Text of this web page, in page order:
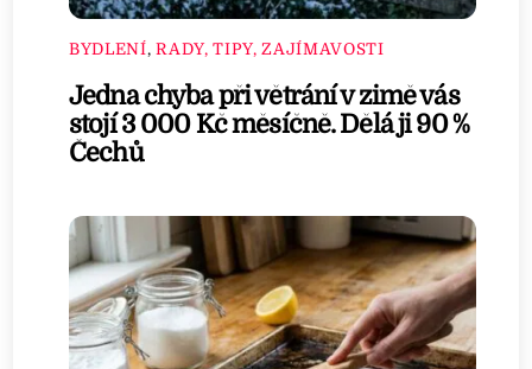
BYDLENÍ,RADY, TIPY, ZAJÍMAVOSTI
Jedna chyba při větrání v zimě vás
stojí 3 000 Kč měsíčně. Dělá ji 90 %
Čechů